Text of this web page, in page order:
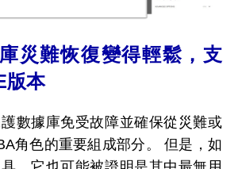
災難恢復變得輕鬆，支
版本
數據庫免受故障並確保從災難或
角色的重要組成部分。 但是，如